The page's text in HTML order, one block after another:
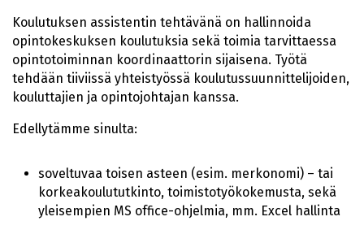
Koulutuksen assistentin tehtävänä on hallinnoida
opintokeskuksen koulutuksia sekä toimia tarvittaessa
opintotoiminnan koordinaattorin sijaisena. Työtä
tehdään tiiviissä yhteistyössä koulutussuunnittelijoiden,
kouluttajien ja opintojohtajan kanssa.
Edellytämme sinulta:
soveltuvaa toisen asteen (esim. merkonomi) – tai
korkeakoulututkinto, toimistotyökokemusta, sekä
yleisempien MS office-ohjelmia, mm. Excel hallinta